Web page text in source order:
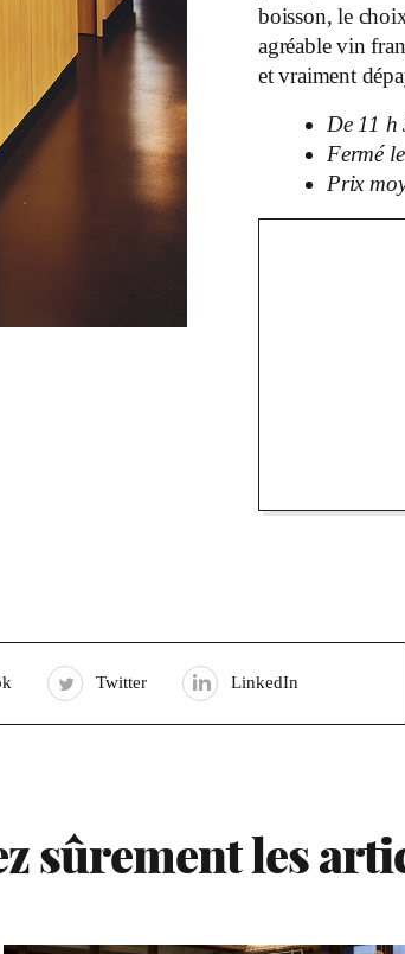
boisson, le
agréable vin
et vraiment
De 11 h
Fermé
Prix
Twitter LinkedIn
sûrement les